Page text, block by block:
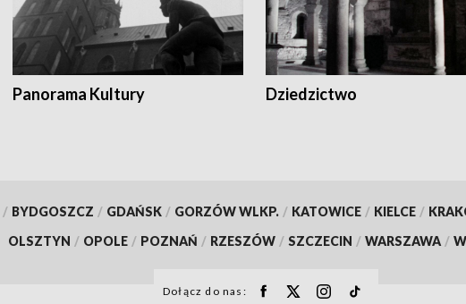
Panorama Kultury Dziedzictwo
/ BYDGOSZCZ / GDAŃSK / GORZÓW WLKP. / KATOWICE / KIELCE /
OLSZTYN / OPOLE / POZNAŃ / RZESZÓW / SZCZECIN / WARSZAWA /
Dołącz do nas: